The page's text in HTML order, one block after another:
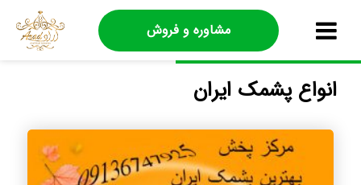
مشاوره و فروش
انواع پشمک ایران